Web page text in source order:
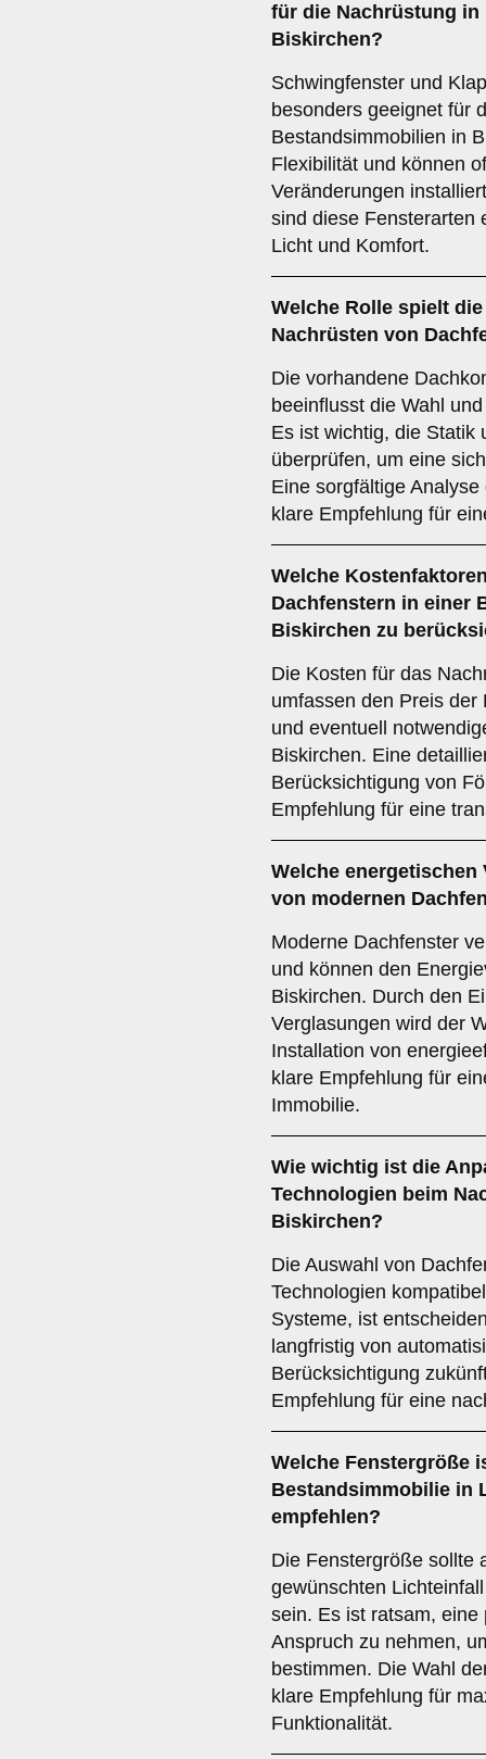
für die Nachrüstung
Biskirchen?
Schwingfenster und
besonders geeignet für
Bestandsimmobilien in
Flexibilität und können
Veränderungen
sind diese Fensterarten
Licht und Komfort.
Welche Rolle spielt
Nachrüsten von
Die vorhandene
beeinflusst die Wahl
Es ist wichtig, die Statik
überprüfen, um eine
Eine sorgfältige
klare Empfehlung für
Welche
Dachfenstern in einer
Biskirchen zu
Die Kosten für das
umfassen den Preis der
und eventuell
Biskirchen. Eine
Berücksichtigung von
Empfehlung für eine
Welche energetischen
von modernen
Moderne Dachfenster
und können den
Biskirchen. Durch den
Verglasungen wird der
Installation von
klare Empfehlung für
Immobilie.
Wie wichtig ist die
Technologien beim
Biskirchen?
Die Auswahl von
Technologien
Systeme, ist
langfristig von
Berücksichtigung
Empfehlung für eine
Welche Fenstergröße
Bestandsimmobilie in
empfehlen?
Die Fenstergröße sollte
gewünschten
sein. Es ist ratsam,
Anspruch zu nehmen,
bestimmen. Die Wahl
klare Empfehlung für
Funktionalität.